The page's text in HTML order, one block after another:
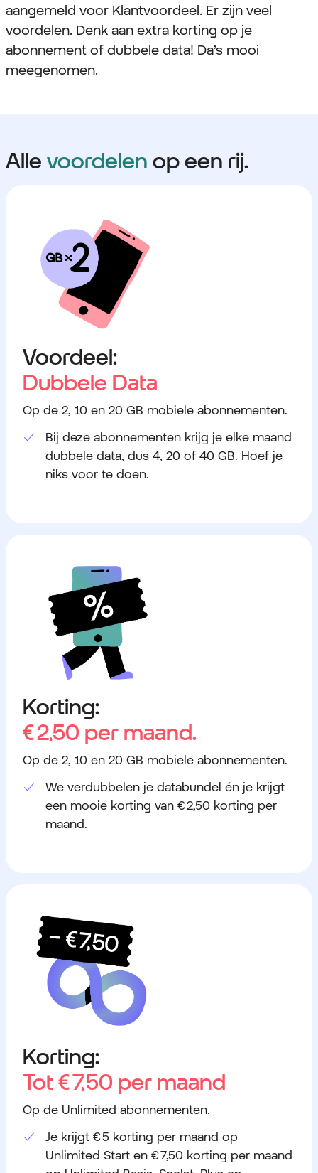
aangemeld voor Klantvoordeel. Er zijn veel
voordelen. Denk aan extra korting op je
abonnement of dubbele data! Da’s mooi
meegenomen.
Alle voordelen op een rij.
Voordeel:
Dubbele Data
Op de 2, 10 en 20 GB mobiele abonnementen.
Bij deze abonnementen krijg je elke maand
dubbele data, dus 4, 20 of 40 GB. Hoef je
niks voor te doen.
Korting:
€ 2,50 per maand.
Op de 2, 10 en 20 GB mobiele abonnementen.
We verdubbelen je databundel én je krijgt
een mooie korting van € 2,50 korting per
maand.
Korting:
Tot€ 7,50 per maand
Op de Unlimited abonnementen.
Je krijgt € 5 korting per maand op
Unlimited Start en € 7,50 korting per maand